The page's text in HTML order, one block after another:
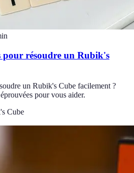
pour résoudre un Rubik's
un Rubik's Cube facilement ?
pour vous aider.
Cube